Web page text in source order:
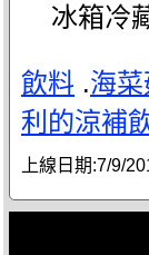
冰箱冷
飲料 .海
利的涼補
上線日期:7/9/